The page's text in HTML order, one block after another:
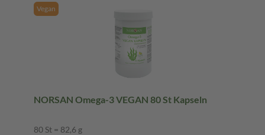
Vegan
NORSAN Omega-3 VEGAN 80 St Kapseln
80 St = 82,6 g